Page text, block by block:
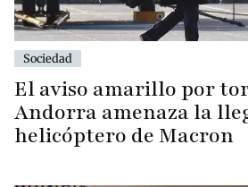
Sociedad
El aviso amarillo por
Andorra amenaza la
helicóptero de Macron